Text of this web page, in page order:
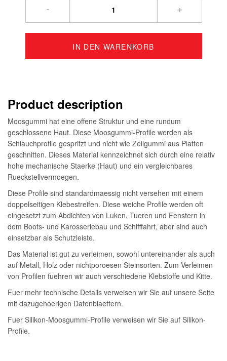
- +
IN DEN WARENKORB
Product description
Moosgummi hat eine offene Struktur und eine rundum
geschlossene Haut. Diese Moosgummi-Profile werden als
Schlauchprofile gespritzt und nicht wie Zellgummi aus Platten
geschnitten. Dieses Material kennzeichnet sich durch eine relativ
hohe mechanische Staerke (Haut) und ein vergleichbares
Rueckstellvermoegen.
Diese Profile sind standardmaessig nicht versehen mit einem
doppelseitigen Klebestreifen. Diese weiche Profile werden oft
eingesetzt zum Abdichten von Luken, Tueren und Fenstern in
dem Boots- und Karosseriebau und Schifffahrt, aber sind auch
einsetzbar als Schutzleiste.
Das Material ist gut zu verleimen, sowohl untereinander als auch
auf Metall, Holz oder nichtporoesen Steinsorten. Zum Verleimen
von Profilen fuehren wir auch verschiedene Klebstoffe und Kitte.
Fuer mehr technische Details verweisen wir Sie auf unsere Seite
mit dazugehoerigen Datenblaettern.
Fuer Silikon-Moosgummi-Profile verweisen wir Sie auf Silikon-
Profile.